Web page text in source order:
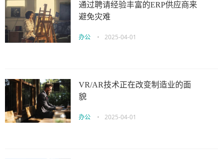
通过聘请经验丰富的ERP供应商来
避免灾难
办公 • 2025-04-01
VR/AR技术正在改变制造业的面
貌
办公 • 2025-04-01